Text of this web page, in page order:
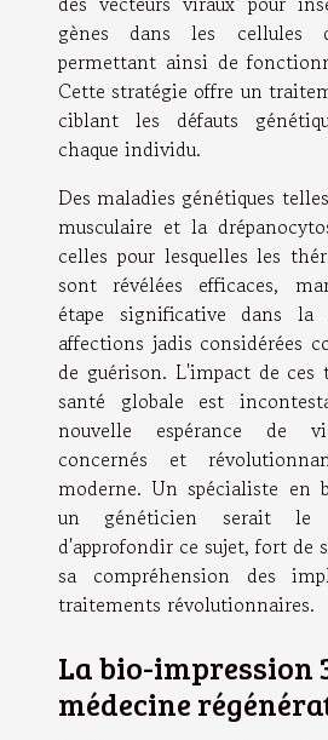
gènes dans les cellules
permettant ainsi de
Cette stratégie offre un
ciblant les défauts
chaque individu.
Des maladies génétiques
musculaire et la
celles pour lesquelles les
sont révélées efficaces,
étape significative dans
affections jadis considérées
de guérison. L'impact de
santé globale est
nouvelle espérance de
concernés et
moderne. Un spécialiste en
un généticien serait
d'approfondir ce sujet, fort de
sa compréhension des
traitements révolutionnaires.
La bio-impression
médecine